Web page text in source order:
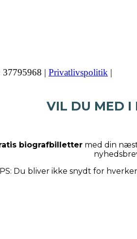
| Privatlivspolitik |
VIL DU MED I
biografbillettermed din
PS: Du bliver ikke snydt for